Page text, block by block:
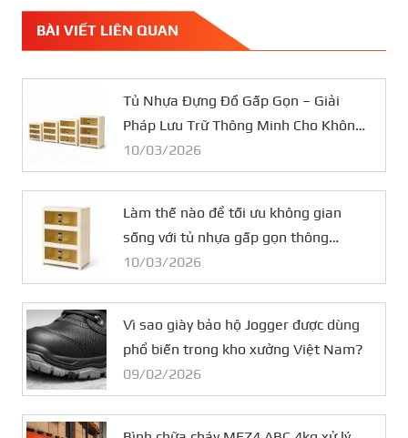
BÀI VIẾT LIÊN QUAN
Tủ Nhựa Đựng Đồ Gấp Gọn – Giải
Pháp Lưu Trữ Thông Minh Cho Không
Gian Nhỏ
10/03/2026
Làm thế nào để tối ưu không gian
sống với tủ nhựa gấp gọn thông
minh?
10/03/2026
Vì sao giày bảo hộ Jogger được dùng
phổ biến trong kho xưởng Việt Nam?
09/02/2026